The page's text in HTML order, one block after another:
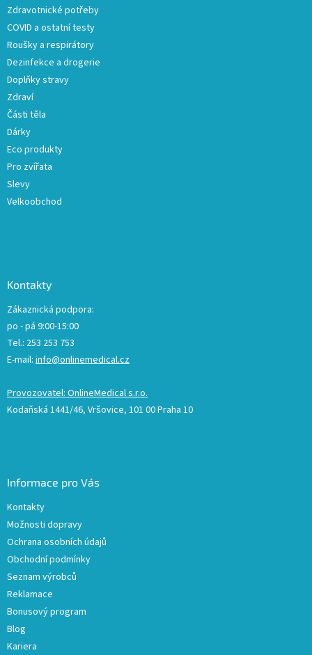
Zdravotnické potřeby
COVID a ostatní testy
Roušky a respirátory
Dezinfekce a drogerie
Doplňky stravy
Zdraví
Části těla
Dárky
Eco produkty
Pro zvířata
Slevy
Velkoobchod
Kontakty
Zákaznická podpora:
po - pá 9:00-15:00
Tel.: 253 253 753
E-mail: info@onlinemedical.cz
Provozovatel: OnlineMedical s.r.o.
Kodaňská 1441/46, Vršovice, 101 00 Praha 10
Informace pro Vás
Kontakty
Možnosti dopravy
Ochrana osobních údajů
Obchodní podmínky
Seznam výrobců
Reklamace
Bonusový program
Blog
Kariera